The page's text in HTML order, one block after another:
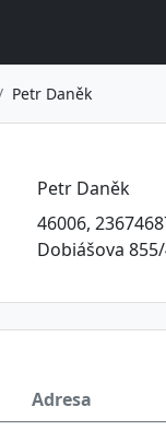
Petr Daněk
Petr Daněk
46006,
Dobiášova
Adresa